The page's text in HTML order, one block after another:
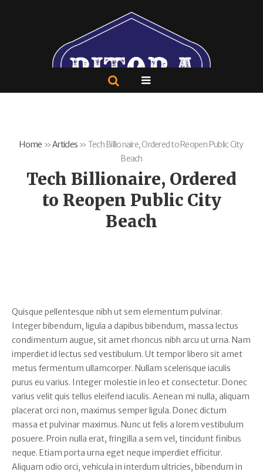
Home »Articles » Tech Billionaire, Ordered to Reopen Public City
Beach
Tech Billionaire, Ordered
to Reopen Public City
Beach
Quisque pellentesque nibh ut sem elementum pulvinar.
Integer bibendum, ligula a dapibus bibendum, massa lectus
condimentum augue, sit amet rhoncus nibh arcu ut urna. Nam
imperdiet id lectus sed vestibulum. Ut tempor libero sit amet
metus fermentum ullamcorper. Nullam scelerisque iaculis
purus eu varius. Integer molestie in leo et consectetur. Donec
varius velit quis tellus eleifend iaculis. Aenean mi nulla, aliquam
placerat orci non, maximus semper ligula. Donec dictum
massa et pulvinar maximus. Nunc ut felis a lorem vestibulum
posuere. Proin nulla erat, fringilla a sem vel, tincidunt finibus
neque. Etiam porta urna eget neque imperdiet efficitur.
Aliquam odio orci, vehicula in interdum ultricies, bibendum in